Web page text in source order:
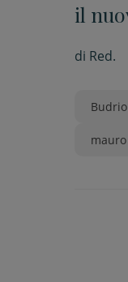
il
Sara
di Red.